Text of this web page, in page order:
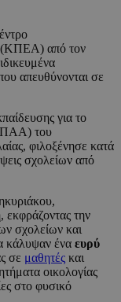
(ΚΠΕΑ) από τον
απευθύνονται σε
για το
του
φιλοξένησε κατά
σχολείων από
εκφράζοντας την
σχολείων και
κάλυψαν ένα ευρύ
σε μαθητές και
οικολογίας
στο φυσικό